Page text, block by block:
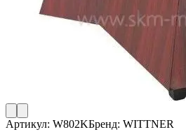
Артикул: W802KБренд: WITTNER